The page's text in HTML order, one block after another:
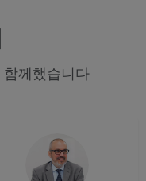
께했습니다